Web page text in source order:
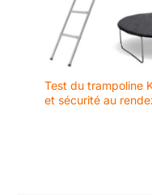
Test du trampoline
et sécurité au